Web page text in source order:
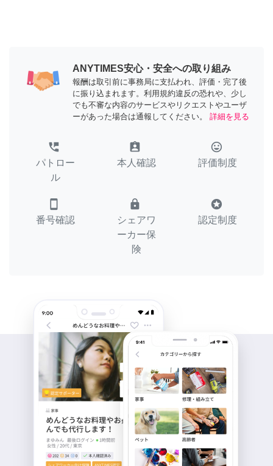
ANYTIMES安心・安全への取り組み
報酬は取引前に事務局に支払われ、評価・完了後
に振り込まれます。利用規約違反の恐れや、少し
でも不審な内容のサービスやリクエストやユーザ
ーがあった場合は通報してください。
詳細を見る
perm_phone_msg
パトロー
ル
assignment_ind
本人確認
tag_faces
評価制度
smartphone
番号確認
lock
シェアワ
ーカー保
険
stars
認定制度